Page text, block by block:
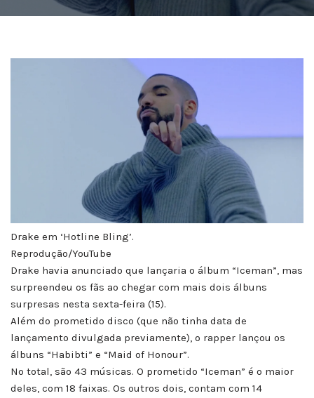
Drake em ‘Hotline Bling’.
Reprodução/YouTube
Drake havia anunciado que lançaria o álbum “Iceman”, mas
surpreendeu os fãs ao chegar com mais dois álbuns
surpresas nesta sexta-feira (15).
Além do prometido disco (que não tinha data de
lançamento divulgada previamente), o rapper lançou os
álbuns “Habibti” e “Maid of Honour”.
No total, são 43 músicas. O prometido “Iceman” é o maior
deles, com 18 faixas. Os outros dois, contam com 14